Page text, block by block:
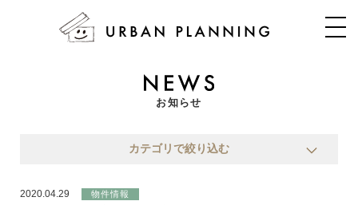
お知らせ
カテゴリで絞り込む
2020.04.29 物件情報